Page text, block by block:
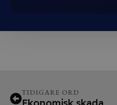
TIDIGARE ORD